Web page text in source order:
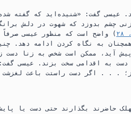
عیسی گفت:‏ «شنیده‌اید که گفته
چشم بدوزد که شهوت در دلش
‏)‏ واضح است که منظور عیسی صرفاً
به نگاه کردن ادامه دهد.‏
آید،‏ ممکن است شخص به زنا دست
دست به اقدامی سخت بزند.‏ عیسی
.‏ .‏ .‏ اگر دست راستت باعث لغزشت
حاضرند بگذارند حتی دست یا